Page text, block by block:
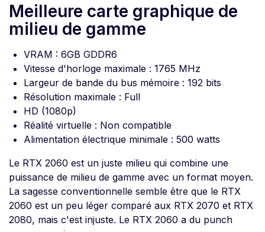
Meilleure carte graphique de
milieu de gamme
VRAM : 6GB GDDR6
Vitesse d'horloge maximale : 1765 MHz
Largeur de bande du bus mémoire : 192 bits
Résolution maximale : Full
HD (1080p)
Réalité virtuelle : Non compatible
Alimentation électrique minimale : 500 watts
Le RTX 2060 est un juste milieu qui combine une
puissance de milieu de gamme avec un format moyen.
La sagesse conventionnelle semble être que le RTX
2060 est un peu léger comparé aux RTX 2070 et RTX
2080, mais c'est injuste. Le RTX 2060 a du punch